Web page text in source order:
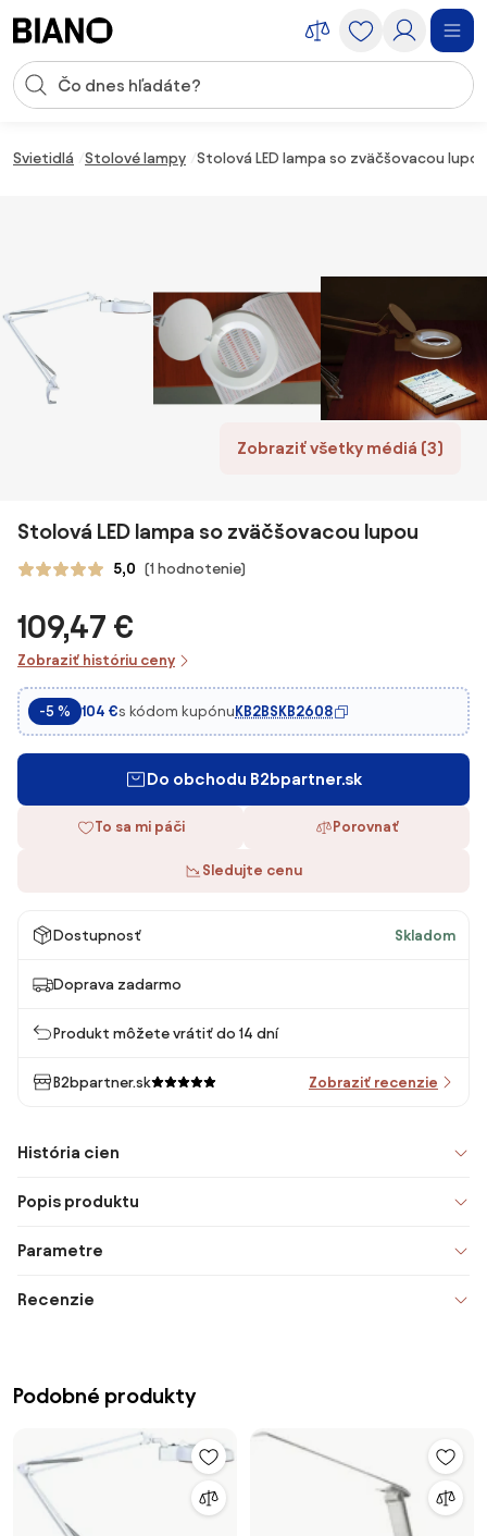
Vstup pre vyhľadávanie
Svietidlá Stolové lampy Stolová LED lampa so zväčšovacou lupou
Zobraziť všetky médiá (3)
Stolová LED lampa so zväčšovacou lupou
5,0 (1 hodnotenie)
109,47 €
Zobraziť históriu ceny
-5 % 104 €s kódom kupónuKB2BSKB2608
Do obchodu B2bpartner.sk
To sa mi páči Porovnať
Sledujte cenu
Dostupnosť Skladom
Doprava zadarmo
Produkt môžete vrátiť do 14 dní
B2bpartner.sk Zobraziť recenzie
História cien
Popis produktu
Parametre
Recenzie
Podobné produkty